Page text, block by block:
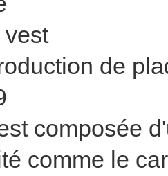
vest
de
composée
comme le